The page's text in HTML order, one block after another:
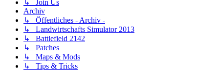
↳ Join Us
Archiv
↳ Öffentliches - Archiv -
↳ Landwirtschafts Simulator 2013
↳ Battlefield 2142
↳ Patches
↳ Maps & Mods
↳ Tips & Tricks